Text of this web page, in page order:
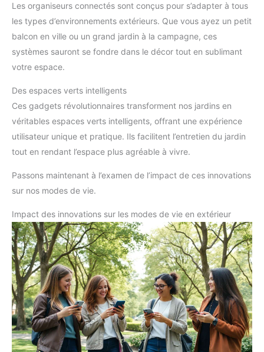
Les organiseurs connectés sont conçus pour s’adapter à tous
les types d’environnements extérieurs. Que vous ayez un petit
balcon en ville ou un grand jardin à la campagne, ces
systèmes sauront se fondre dans le décor tout en sublimant
votre espace.
Des espaces verts intelligents
Ces gadgets révolutionnaires transforment nos jardins en
véritables espaces verts intelligents, offrant une expérience
utilisateur unique et pratique. Ils facilitent l’entretien du jardin
tout en rendant l’espace plus agréable à vivre.
Passons maintenant à l’examen de l’impact de ces innovations
sur nos modes de vie.
Impact des innovations sur les modes de vie en extérieur